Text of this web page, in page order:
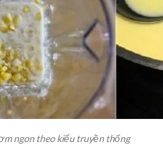
ngon theo kiểu truyền thống